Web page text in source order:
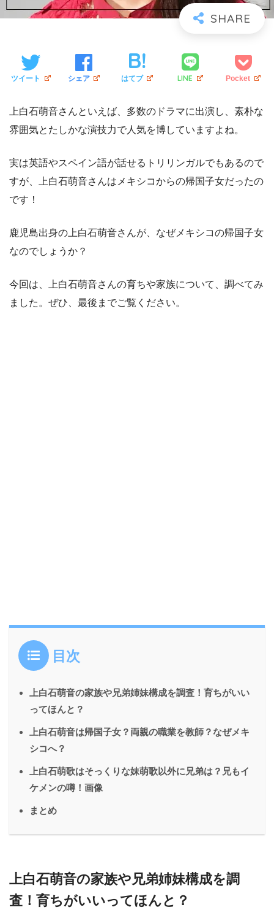
ツイート シェア はてブ LINE Pocket
上白石萌音さんといえば、多数のドラマに出演し、素朴な
雰囲気とたしかな演技力で人気を博していますよね。
実は英語やスペイン語が話せるトリリンガルでもあるので
すが、上白石萌音さんはメキシコからの帰国子女だったの
です！
鹿児島出身の上白石萌音さんが、なぜメキシコの帰国子女
なのでしょうか？
今回は、上白石萌音さんの育ちや家族について、調べてみ
ました。ぜひ、最後までご覧ください。
目次
上白石萌音の家族や兄弟姉妹構成を調査！育ちがいい
ってほんと？
上白石萌音は帰国子女？両親の職業を教師？なぜメキ
シコへ？
上白石萌歌はそっくりな妹萌歌以外に兄弟は？兄もイ
ケメンの噂！画像
まとめ
上白石萌音の家族や兄弟姉妹構成を調
査！育ちがいいってほんと？